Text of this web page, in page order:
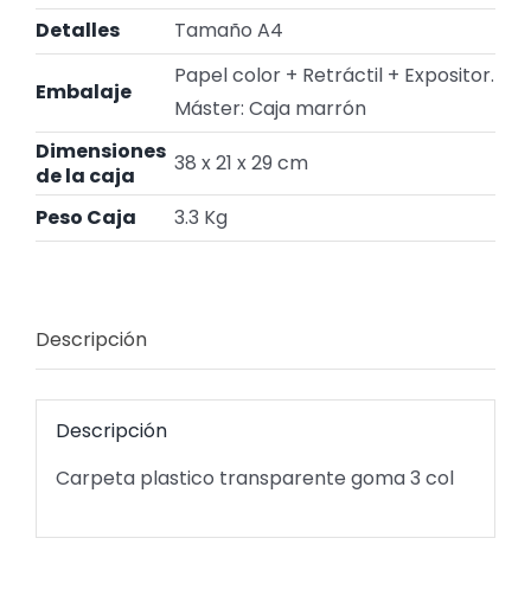
Detalles
Tamaño A4
Embalaje
Papel color + Retráctil + Expositor.
Máster: Caja marrón
Dimensiones
de la caja
38 x 21 x 29 cm
Peso Caja
3.3 Kg
Descripción
Descripción
Carpeta plastico transparente goma 3 col